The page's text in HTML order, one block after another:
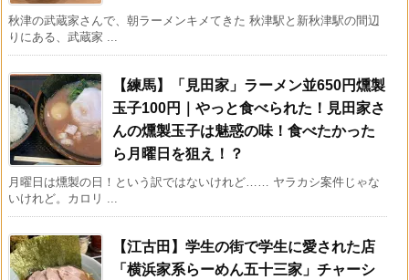
秋津の武蔵家さんで、朝ラーメンキメてきた 秋津駅と新秋津駅の間辺
りにある、武蔵家 ...
【練馬】「見田家」ラーメン並650円燻製
玉子100円｜やっと食べられた！見田家さ
んの燻製玉子は魅惑の味！食べたかった
ら月曜日を狙え！？
月曜日は燻製の日！という訳ではないけれど…… ヤラカシ案件じゃな
いけれど。カロリ ...
【江古田】学生の街で学生に愛された店
「横浜家系らーめん五十三家」チャーシ